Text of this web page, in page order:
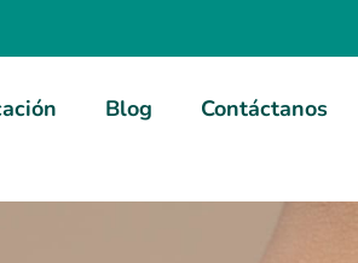
Blog Contáctanos